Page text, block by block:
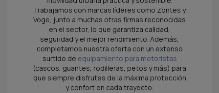
Trabajamos con marcas líderes como Zontes y
Voge, junto a muchas otras firmas reconocidas
en el sector, lo que garantiza calidad,
seguridad y el mejor rendimiento. Además,
completamos nuestra oferta con un extenso
surtido de equipamiento para motoristas
(cascos, guantes, rodilleras, petos y más) para
que siempre disfrutes de la máxima protección
y confort en cada trayecto.